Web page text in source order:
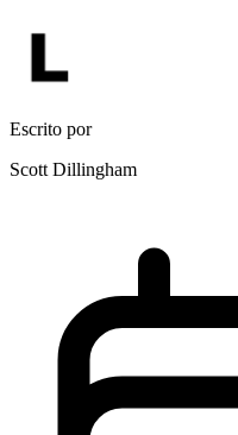
Escrito por
Scott Dillingham